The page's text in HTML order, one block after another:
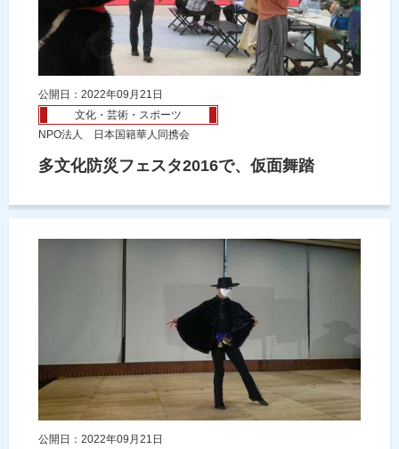
公開日：2022年09月21日
文化・芸術・スポーツ
NPO法人 日本国籍華人同携会
多文化防災フェスタ2016で、仮面舞踏
公開日：2022年09月21日